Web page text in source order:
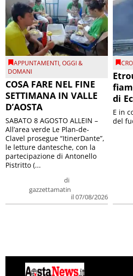
APPUNTAMENTI,OGGI &
DOMANI
COSA FARE NEL FINE
SETTIMANA IN VALLE
D’AOSTA
di
gazzettamatin
il 07/08/2026
SABATO 8 AGOSTO ALLEIN –
All’area verde Le Plan-de-
Clavel prosegue “ItinerDante”,
le letture dantesche, con la
partecipazione di Antonello
Pistritto (...
di
E in
del